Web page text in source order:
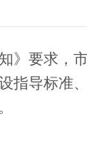
》要求，
指导标准